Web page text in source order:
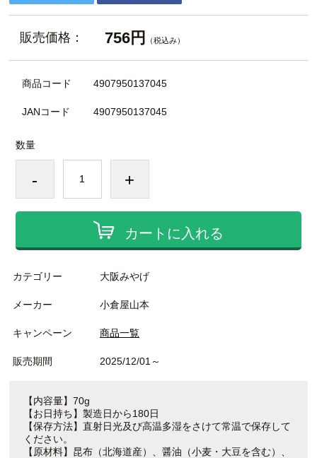
販売価格： 756円 （税込み）
商品コード 4907950137045
JANコード 4907950137045
数量
- +
カートに入れる
カテゴリー 大阪みやげ
メーカー 小倉屋山本
キャンペーン 商品一覧
販売期間 2025/12/01～
【内容量】70g
【お日持ち】製造日から180日
【保存方法】直射日光及び高温多湿をさけて常温で保存して
ください。
【原材料】昆布（北海道産）、醤油（小麦・大豆を含む）、